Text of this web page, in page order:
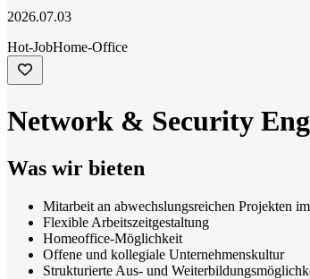
2026.07.03
Hot-JobHome-Office
Network & Security
Was wir bieten
Mitarbeit an abwechslungsreichen Projekten
Flexible Arbeitszeitgestaltung
Homeoffice-Möglichkeit
Offene und kollegiale Unternehmenskultur
Strukturierte Aus- und